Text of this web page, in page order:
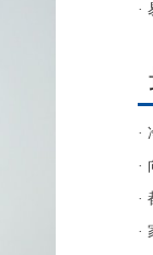
·
·
·
·
·